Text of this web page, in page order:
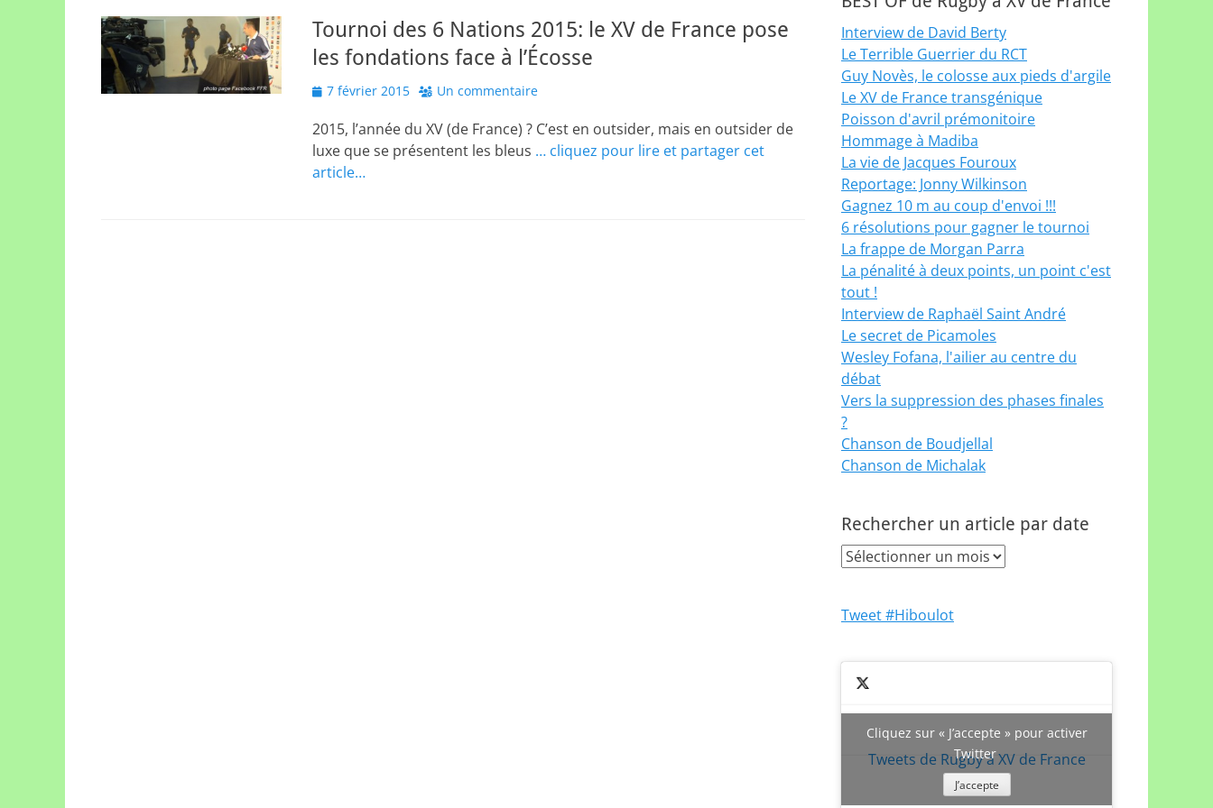
Tournoi des 6 Nations 2015: le XV de France pose
les fondations face à l’Écosse
Posted
7 février 2015 Un commentaire
2015, l’année du XV (de France) ? C’est en outsider, mais en outsider de
luxe que se présentent les bleus … cliquez pour lire et partager cet
article…
Interview de David Berty
Le Terrible Guerrier du RCT
Guy Novès, le colosse aux pieds d'argile
Le XV de France transgénique
Poisson d'avril prémonitoire
Hommage à Madiba
La vie de Jacques Fouroux
Reportage: Jonny Wilkinson
Gagnez 10 m au coup d'envoi !!!
6 résolutions pour gagner le tournoi
La frappe de Morgan Parra
La pénalité à deux points, un point c'est
tout !
Interview de Raphaël Saint André
Le secret de Picamoles
Wesley Fofana, l'ailier au centre du
débat
Vers la suppression des phases finales
?
Chanson de Boudjellal
Chanson de Michalak
Rechercher un article par date
Rechercher
par
Tweet #Hiboulot
Tweets de Rugby à XV de France
Cliquez sur « J’accepte » pour activer
Twitter
J’accepte